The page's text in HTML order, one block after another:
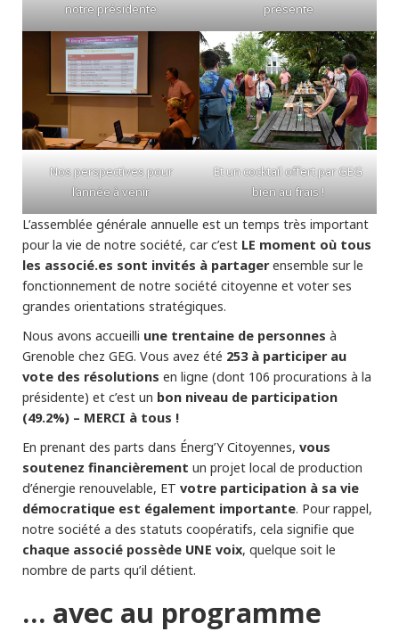
notre présidente
présente
Nos perspectives pour
l’année à venir
Et un cocktail offert par GEG
bien au frais !
L’assemblée générale annuelle est un temps très important
pour la vie de notre société, car c’est LE moment où tous
les associé.es sont invités à partagerensemble sur le
fonctionnement de notre société citoyenne et voter ses
grandes orientations stratégiques.
Nous avons accueilli une trentaine de personnes à
Grenoble chez GEG. Vous avez été 253 à participer au
vote des résolutions en ligne (dont 106 procurations à la
présidente) et c’est un bon niveau de participation
(49.2%) – MERCI à tous !
En prenant des parts dans Énerg’Y Citoyennes, vous
soutenez financièrement un projet local de production
d’énergie renouvelable, ET votre participation à sa vie
démocratique est également importante. Pour rappel,
notre société a des statuts coopératifs, cela signifie que
chaque associé possède UNE voix, quelque soit le
nombre de parts qu’il détient.
… avec au programme